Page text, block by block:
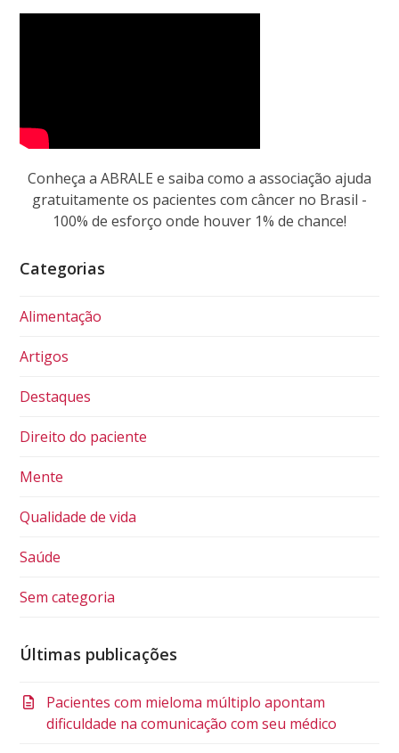
Conheça a ABRALE e saiba como a associação ajuda
gratuitamente os pacientes com câncer no Brasil -
100% de esforço onde houver 1% de chance!
Categorias
Alimentação
Artigos
Destaques
Direito do paciente
Mente
Qualidade de vida
Saúde
Sem categoria
Últimas publicações
Pacientes com mieloma múltiplo apontam
dificuldade na comunicação com seu médico